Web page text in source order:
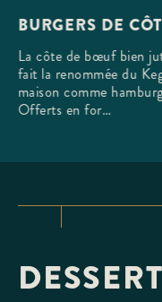
BURGERS DE
La côte de bœuf bien
fait la renommée du
maison comme
Offerts en for…
DESSERT